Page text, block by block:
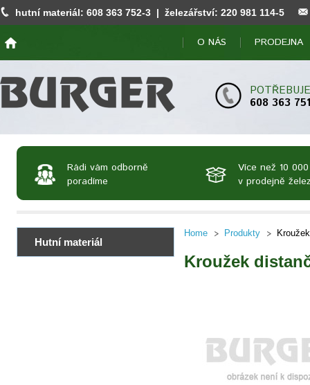
hutní materiál: 608 363 752-3 | železářství: 220 981 114-5
O NÁS PRODEJNA
608 363 751
Rádi vám odborně
poradíme
Více než 10
v prodejně
Hutní materiál
Home Produkty
Kroužek